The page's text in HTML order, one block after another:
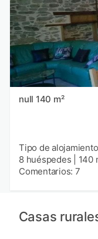
null 140 m²
Tipo de
8 huéspedes
140
Comentarios: 7
Casas